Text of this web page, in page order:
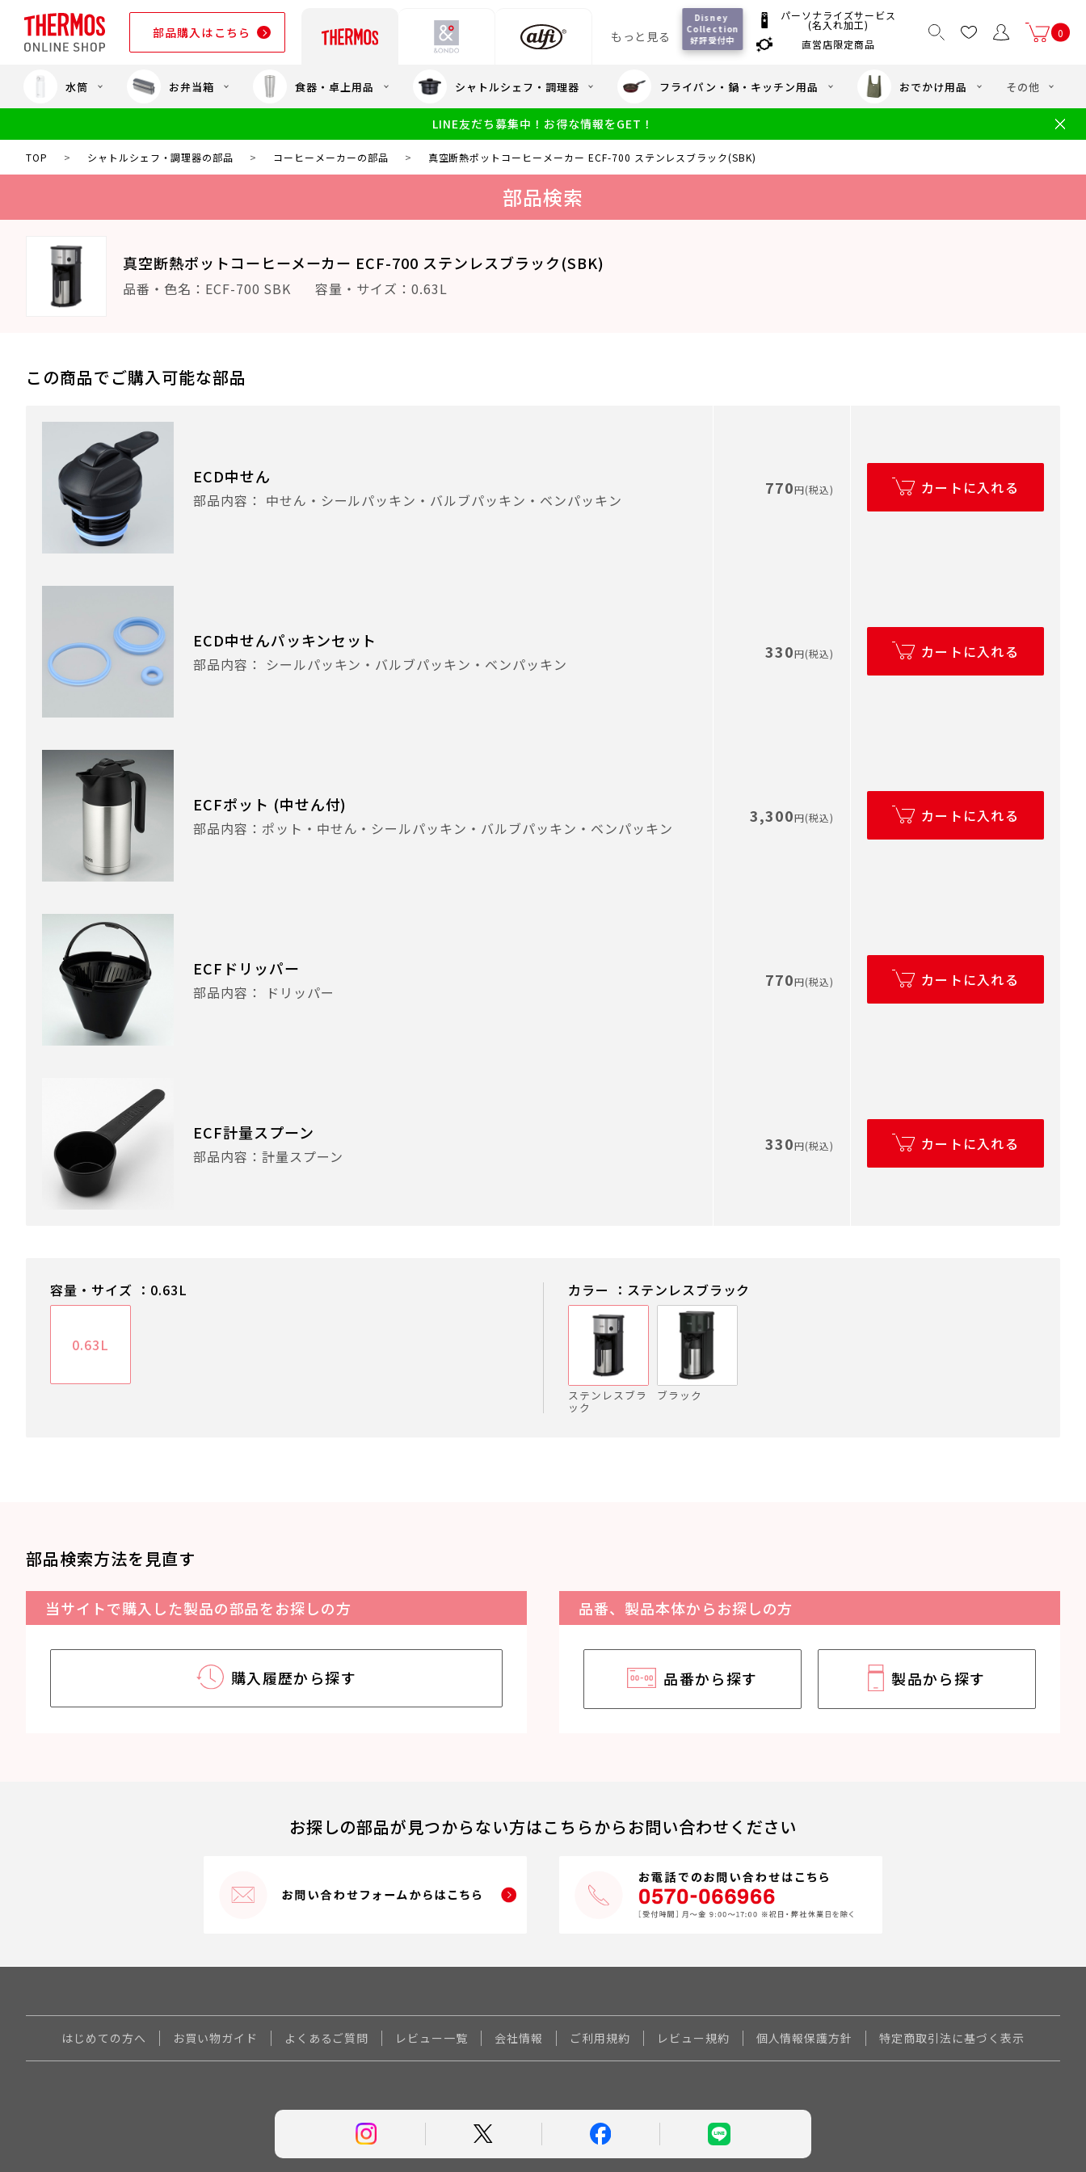
部品購入はこちら もっと見る
以上送料無料
サーモスのeギフト
アウトレット
ギフトのご案内
Disney
Collection
好評受付中
パーソナライズサービス
(名入れ加工)
直営店限定商品
部品購入はこちら
食洗機対応 幼児・園児向け水筒
小学生 中・高学年向け水筒
0
水筒 お弁当箱 食器・卓上用品 シャトルシェフ・調理器 フライパン・鍋・キッチン用品 おでかけ用品 その他
LINE友だち募集中！お得な情報をGET！
TOP > シャトルシェフ・調理器の部品 > コーヒーメーカーの部品 > 真空断熱ポットコーヒーメーカー ECF-700 ステンレスブラック(SBK)
部品検索
真空断熱ポットコーヒーメーカー ECF-700 ステンレスブラック(SBK)
品番・色名：ECF-700 SBK 容量・サイズ：0.63L
この商品でご購入可能な部品
ECD中せん
部品内容： 中せん・シールパッキン・バルブパッキン・ベンパッキン
770円(税込) カートに入れる
ECD中せんパッキンセット
部品内容： シールパッキン・バルブパッキン・ベンパッキン
330円(税込) カートに入れる
ECFポット (中せん付)
部品内容：ポット・中せん・シールパッキン・バルブパッキン・ベンパッキン
3,300円(税込) カートに入れる
ECFドリッパー
部品内容： ドリッパー
770円(税込) カートに入れる
ECF計量スプーン
部品内容：計量スプーン
330円(税込) カートに入れる
容量・サイズ ：0.63L
0.63L
カラー ：ステンレスブラック
ステンレスブラ
ック
ブラック
部品検索方法を見直す
当サイトで購入した製品の部品をお探しの方
購入履歴から探す
品番、製品本体からお探しの方
品番から探す 製品から探す
お探しの部品が見つからない方はこちらからお問い合わせください
はじめての方へ お買い物ガイド よくあるご質問 レビュー一覧 会社情報 ご利用規約 レビュー規約 個人情報保護方針 特定商取引法に基づく表示